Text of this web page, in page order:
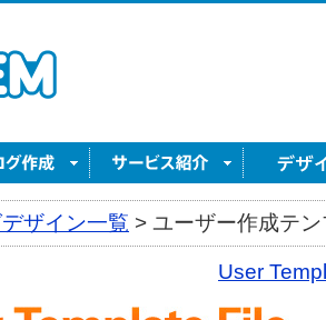
ザイン一覧 > ユーザー作成テ
User